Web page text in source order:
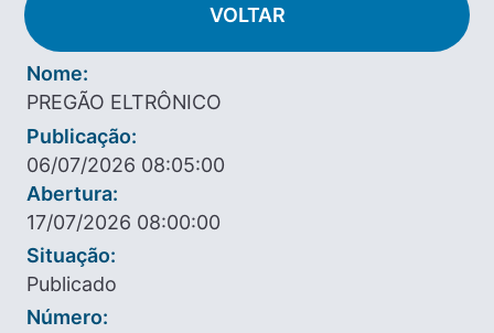
VOLTAR
Nome:
PREGÃO ELTRÔNICO
Publicação:
06/07/2026 08:05:00
Abertura:
17/07/2026 08:00:00
Situação:
Publicado
Número: